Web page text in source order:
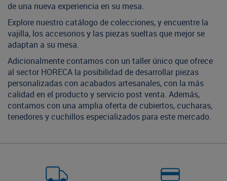
de una nueva experiencia en su mesa.
Explore nuestro catálogo de colecciones, y encuentre la
vajilla, los accesorios y las piezas sueltas que mejor se
adaptan a su mesa.
Adicionalmente contamos con un taller único que ofrece
al sector HORECA la posibilidad de desarrollar piezas
personalizadas con acabados artesanales, con la más
calidad en el producto y servicio post venta. Además,
contamos con una amplia oferta de cubiertos, cucharas,
tenedores y cuchillos especializados para este mercado.